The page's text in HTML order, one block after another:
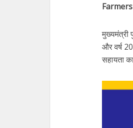
मुख्यमंत्री
और वर्ष
सहायता